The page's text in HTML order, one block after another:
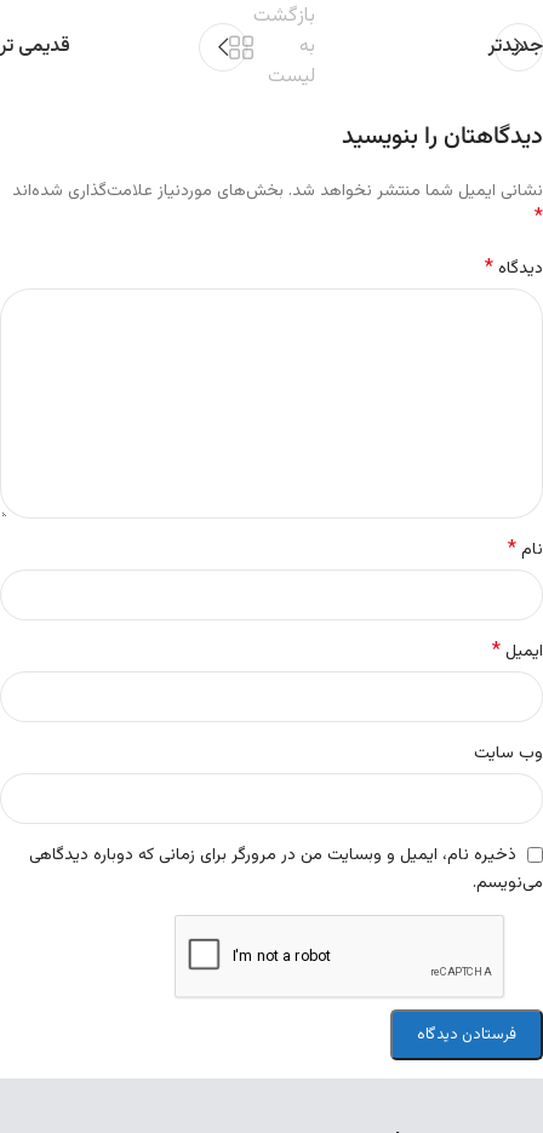
جدیدتر
بازگشت
به
لیست
قدیمی تر
دیدگاهتان را بنویسید
نشانی ایمیل شما منتشر نخواهد شد. بخش‌های موردنیاز علامت‌گذاری شده‌اند
*
دیدگاه*
نام*
ایمیل*
وب‌ سایت
ذخیره نام، ایمیل و وبسایت من در مرورگر برای زمانی که دوباره دیدگاهی
می‌نویسم.